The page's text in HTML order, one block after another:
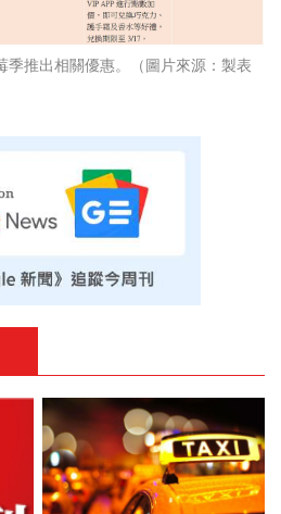
推出相關優惠。（圖片來源：製表